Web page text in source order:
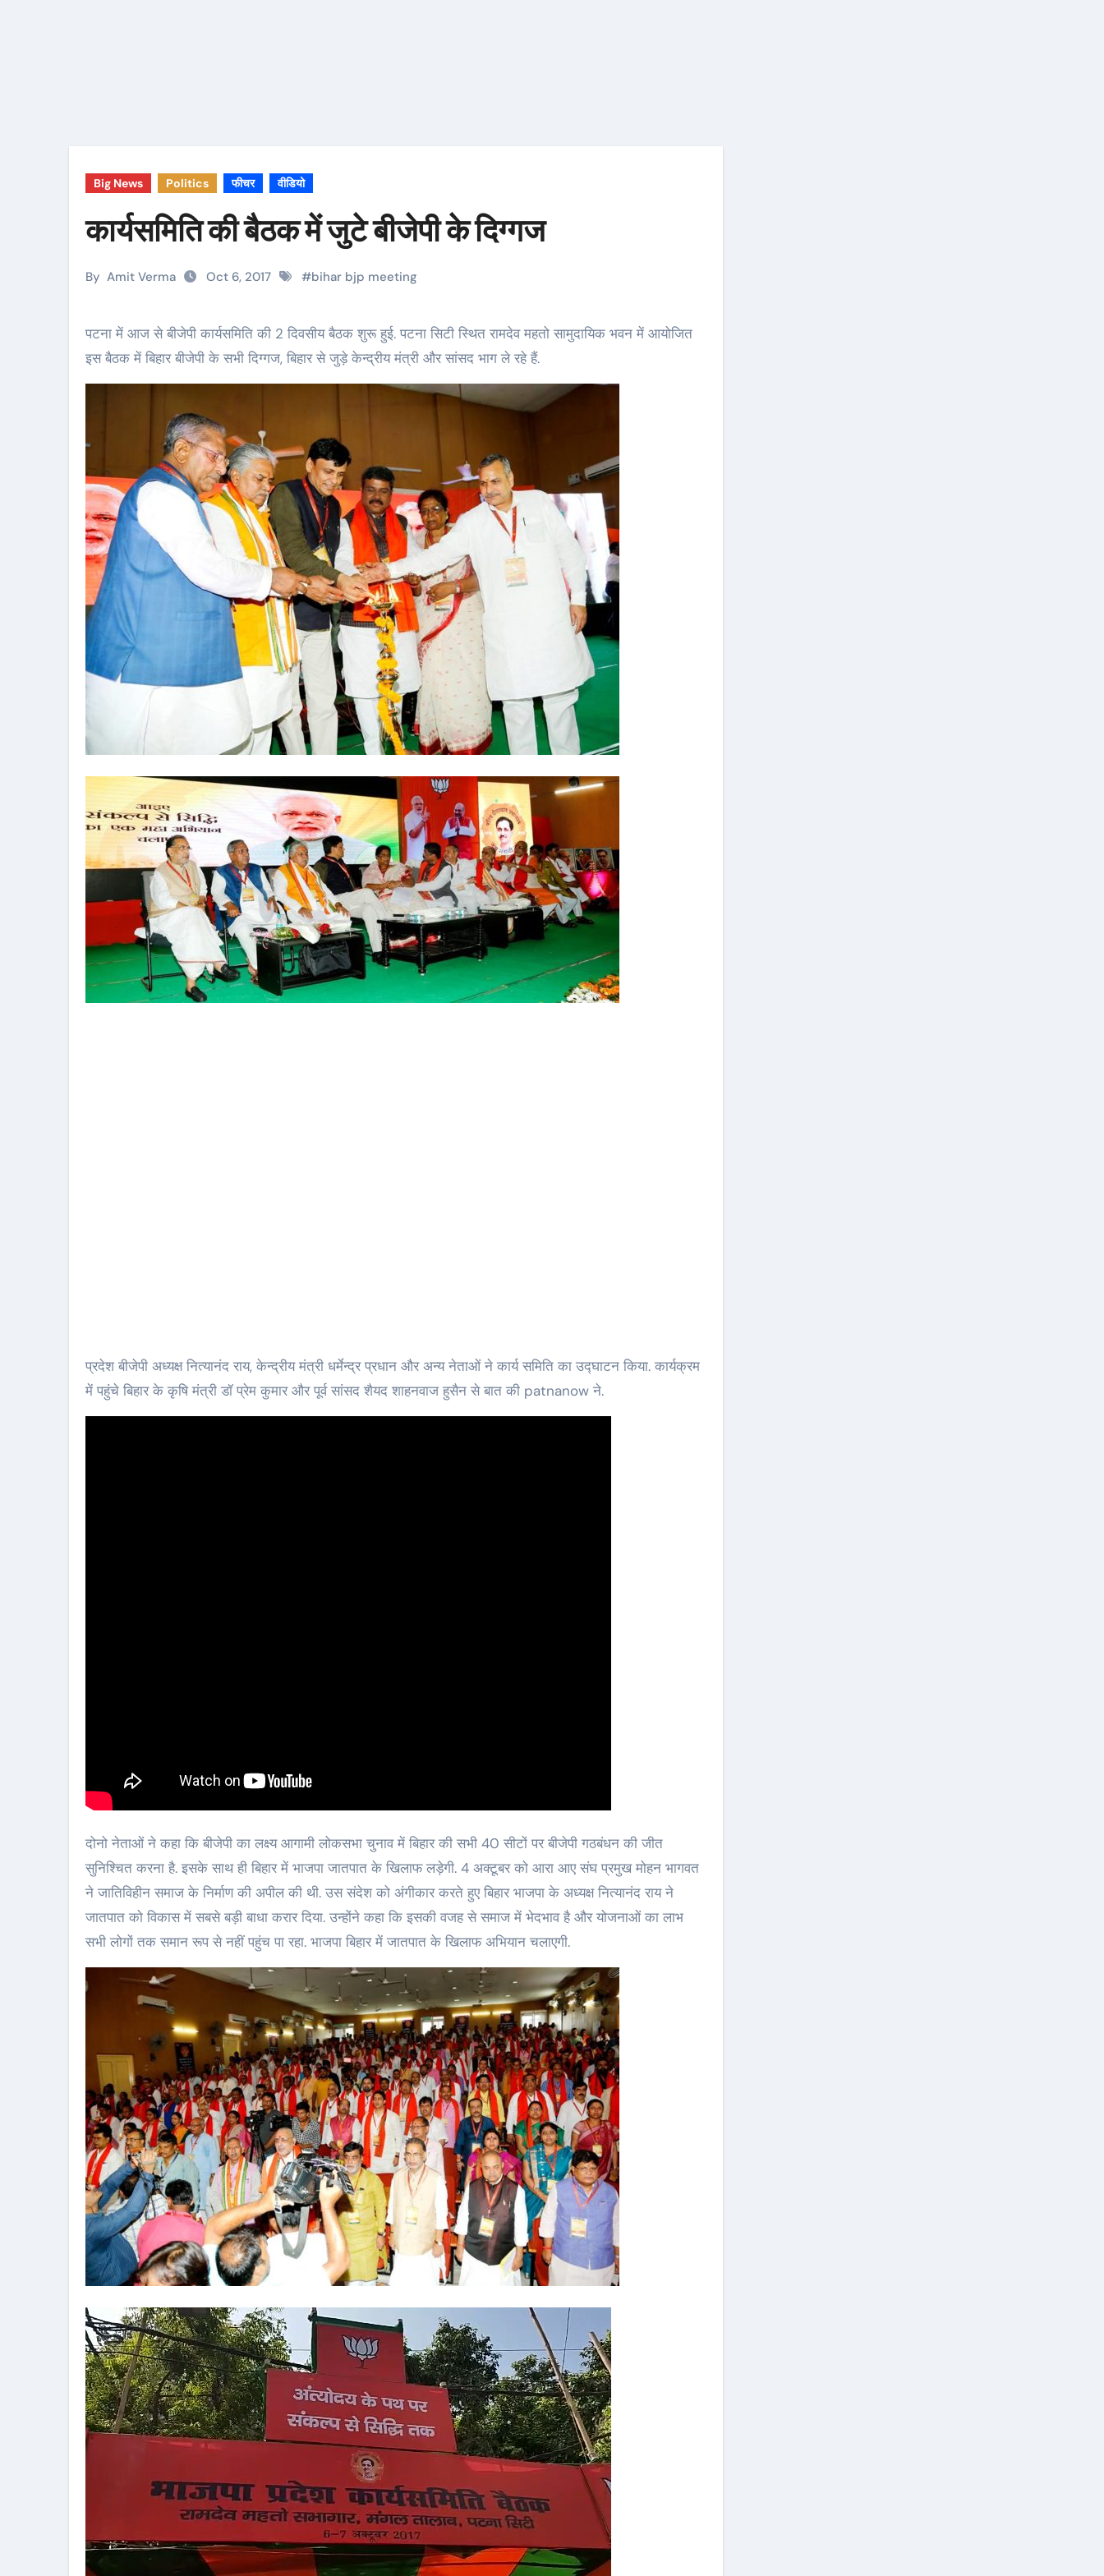
Big News Politics फीचर वीडियो
कार्यसमिति की बैठक में जुटे बीजेपी के दिग्गज
By Amit Verma Oct 6, 2017 #bihar bjp meeting
पटना में आज से बीजेपी कार्यसमिति की 2 दिवसीय बैठक शुरू हुई. पटना सिटी स्थित रामदेव महतो सामुदायिक भवन में आयोजित
इस बैठक में बिहार बीजेपी के सभी दिग्गज, बिहार से जुड़े केन्द्रीय मंत्री और सांसद भाग ले रहे हैं.
प्रदेश बीजेपी अध्यक्ष नित्यानंद राय, केन्द्रीय मंत्री धर्मेन्द्र प्रधान और अन्य नेताओं ने कार्य समिति का उद्घाटन किया. कार्यक्रम
में पहुंचे बिहार के कृषि मंत्री डॉ प्रेम कुमार और पूर्व सांसद शैयद शाहनवाज हुसैन से बात की patnanow ने.
दोनो नेताओं ने कहा कि बीजेपी का लक्ष्य आगामी लोकसभा चुनाव में बिहार की सभी 40 सीटों पर बीजेपी गठबंधन की जीत
सुनिश्चित करना है. इसके साथ ही बिहार में भाजपा जातपात के खिलाफ लड़ेगी. 4 अक्टूबर को आरा आए संघ प्रमुख मोहन भागवत
ने जातिविहीन समाज के निर्माण की अपील की थी. उस संदेश को अंगीकार करते हुए बिहार भाजपा के अध्यक्ष नित्यानंद राय ने
जातपात को विकास में सबसे बड़ी बाधा करार दिया. उन्होंने कहा कि इसकी वजह से समाज में भेदभाव है और योजनाओं का लाभ
सभी लोगों तक समान रूप से नहीं पहुंच पा रहा. भाजपा बिहार में जातपात के खिलाफ अभियान चलाएगी.